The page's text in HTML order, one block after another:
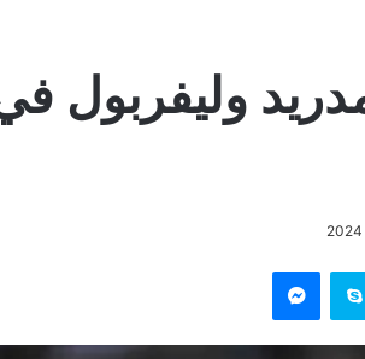
وليفربول
سكايب ماسنجر